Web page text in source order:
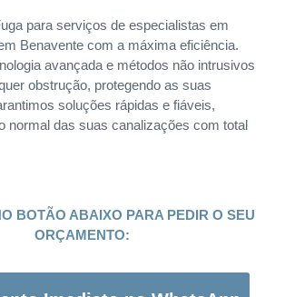
para serviços de especialistas em
Benavente com a máxima eficiência.
avançada e métodos não intrusivos
obstrução, protegendo as suas
soluções rápidas e fiáveis,
normal das suas canalizações com total
BOTÃO ABAIXO PARA PEDIR O SEU
ORÇAMENTO: